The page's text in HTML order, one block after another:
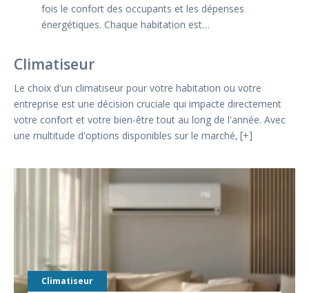
fois le confort des occupants et les dépenses
énergétiques. Chaque habitation est…
Climatiseur
Le choix d'un climatiseur pour votre habitation ou votre
entreprise est une décision cruciale qui impacte directement
votre confort et votre bien-être tout au long de l'année. Avec
une multitude d'options disponibles sur le marché, +
Climatiseur